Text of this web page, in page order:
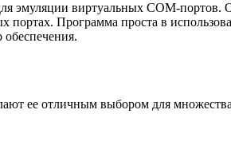
виртуальных COM-портов.
Программа проста в
ее отличным выбором для